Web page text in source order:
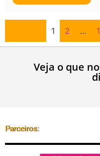
1 2 …
Veja o que
Parceiros: